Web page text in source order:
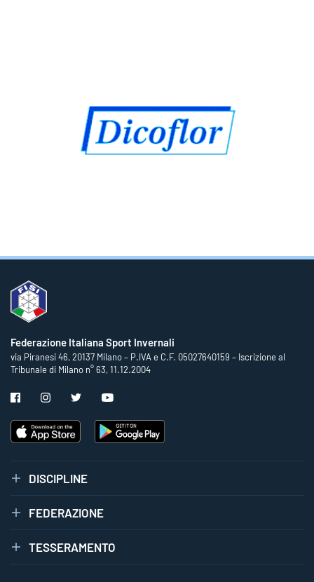
Federazione Italiana Sport Invernali
via Piranesi 46, 20137 Milano – P.IVA e C.F. 05027640159 – Iscrizione al
Tribunale di Milano n° 63, 11.12.2004
DISCIPLINE
FEDERAZIONE
TESSERAMENTO